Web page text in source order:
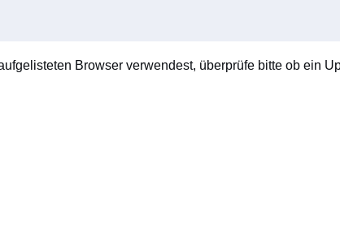
Browser verwendest, überprüfe bitte ob ein